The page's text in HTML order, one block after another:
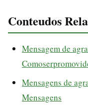
Conteudos
Mensagem de
Mensagens de
Mensagens